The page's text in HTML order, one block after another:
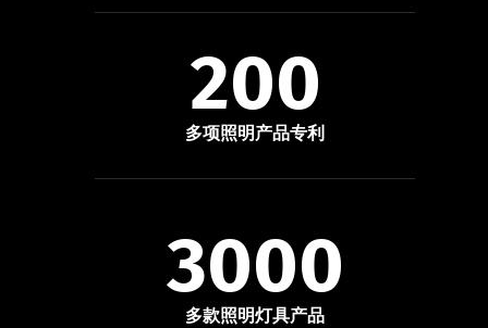
200
多项照明产品专利
3000
多款照明灯具产品